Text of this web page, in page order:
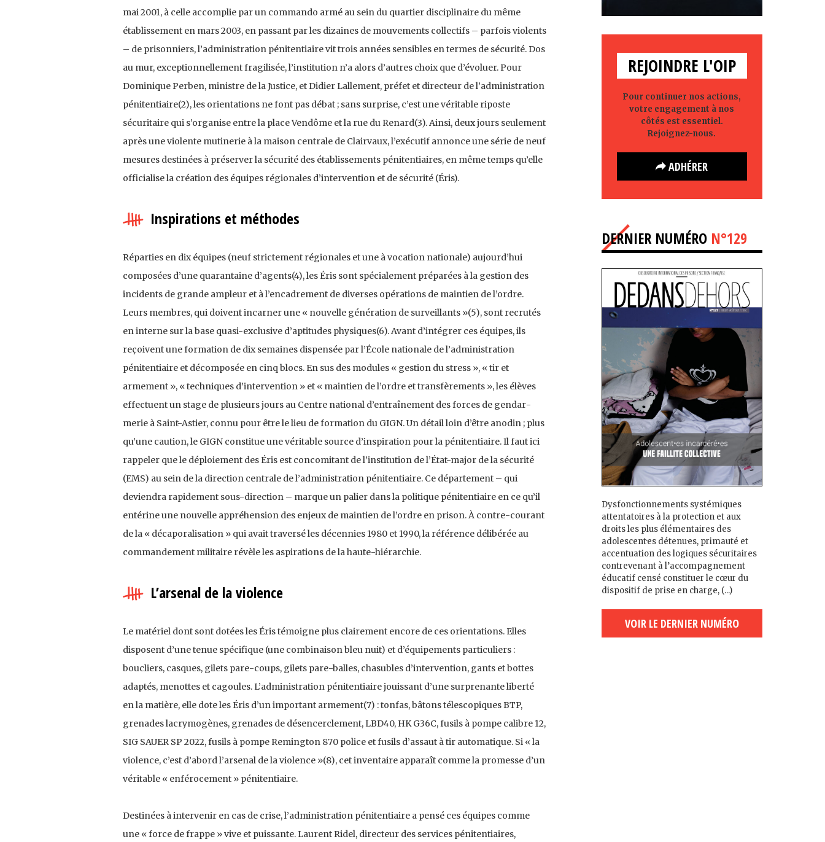
mai 2001, à celle accomplie par un commando armé au sein du quartier disciplinaire du même
établis­sement en mars 2003, en passant par les dizaines de mou­vements collectifs – parfois violents
– de prisonniers, l’administration pénitentiaire vit trois années sensibles en termes de sécurité. Dos
au mur, exceptionnellement fra­gilisée, l’institution n’a alors d’autres choix que d’évoluer. Pour
Dominique Perben, ministre de la Justice, et Didier Lallement, préfet et directeur de l’administration
péniten­tiaire(2), les orientations ne font pas débat ; sans surprise, c’est une véritable riposte
sécuritaire qui s’organise entre la place Vendôme et la rue du Renard(3). Ainsi, deux jours seulement
après une violente mutinerie à la maison cen­trale de Clairvaux, l’exécutif annonce une série de neuf
mesures destinées à préserver la sécurité des établisse­ments pénitentiaires, en même temps qu’elle
officialise la création des équipes régionales d’intervention et de sécurité (Éris).
Inspirations et méthodes
Réparties en dix équipes (neuf strictement régionales et une à vocation nationale) aujourd’hui
composées d’une quarantaine d’agents(4), les Éris sont spécialement prépa­rées à la gestion des
incidents de grande ampleur et à l’encadrement de diverses opérations de maintien de l’ordre.
Leurs membres, qui doivent incarner une « nou­velle génération de surveillants »(5), sont recrutés
en interne sur la base quasi-exclusive d’aptitudes physiques(6). Avant d’intégrer ces équipes, ils
reçoivent une formation de dix semaines dispensée par l’École nationale de l’administra­tion
pénitentiaire et décomposée en cinq blocs. En sus des modules « gestion du stress », « tir et
armement », « tech­niques d’intervention » et « maintien de l’ordre et transfè­rements », les élèves
effectuent un stage de plusieurs jours au Centre national d’entraînement des forces de gendar­
merie à Saint-Astier, connu pour être le lieu de formation du GIGN. Un détail loin d’être anodin ; plus
qu’une cau­tion, le GIGN constitue une véritable source d’inspiration pour la pénitentiaire. Il faut ici
rappeler que le déploiement des Éris est concomitant de l’institution de l’État-major de la sécurité
(EMS) au sein de la direction centrale de l’admi­nistration pénitentiaire. Ce département – qui
deviendra rapidement sous-direction – marque un palier dans la politique pénitentiaire en ce qu’il
entérine une nouvelle appréhension des enjeux de maintien de l’ordre en prison. À contre-courant
de la « décaporalisation » qui avait tra­versé les décennies 1980 et 1990, la référence délibérée au
commandement militaire révèle les aspirations de la haute-hiérarchie.
L’arsenal de la violence
Le matériel dont sont dotées les Éris témoigne plus clai­rement encore de ces orientations. Elles
disposent d’une tenue spécifique (une combinaison bleu nuit) et d’équi­pements particuliers :
boucliers, casques, gilets pare-coups, gilets pare-balles, chasubles d’intervention, gants et bottes
adaptés, menottes et cagoules. L’administration péniten­tiaire jouissant d’une surprenante liberté
en la matière, elle dote les Éris d’un important armement(7) : tonfas, bâtons télescopiques BTP,
grenades lacrymogènes, grenades de désencerclement, LBD40, HK G36C, fusils à pompe calibre 12,
SIG SAUER SP 2022, fusils à pompe Remington 870 police et fusils d’assaut à tir automatique. Si « la
violence, c’est d’abord l’arsenal de la violence »(8), cet inventaire appa­raît comme la promesse d’un
véritable « enférocement » pénitentiaire.
Destinées à intervenir en cas de crise, l’administration pénitentiaire a pensé ces équipes comme
une « force de frappe » vive et puis­sante. Laurent Ridel, directeur des services pénitentiaires,
REJOINDRE L'OIP
Pour continuer nos actions,
votre engagement à nos
côtés est essentiel.
Rejoignez-nous.
ADHÉRER
DERNIER NUMÉRO N°129
Dysfonctionnements systémiques
attentatoires à la protection et aux
droits les plus élémentaires des
adolescent·es détenu·es, primauté et
accentuation des logiques sécuritaires
contrevenant à l’accompagnement
éducatif censé constituer le cœur du
dispositif de prise en charge, (...)
VOIR LE DERNIER NUMÉRO